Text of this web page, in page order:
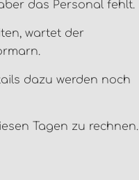
das Personal fehlt.
wartet der
dazu werden noch
Tagen zu rechnen.